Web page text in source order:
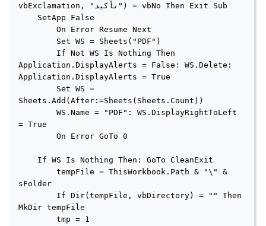
vbExclamation, "تأكيد") = vbNo Then Exit Sub
    SetApp False
        On Error Resume Next
        Set WS = Sheets("PDF")
        If Not WS Is Nothing Then
Application.DisplayAlerts = False: WS.Delete:
Application.DisplayAlerts = True
        Set WS =
Sheets.Add(After:=Sheets(Sheets.Count))
        WS.Name = "PDF": WS.DisplayRightToLeft
= True
        On Error GoTo 0
    If WS Is Nothing Then: GoTo CleanExit
        tempFile = ThisWorkbook.Path & "\" &
sFolder
        If Dir(tempFile, vbDirectory) = "" Then
MkDir tempFile
        tmp = 1